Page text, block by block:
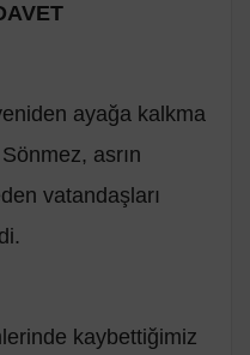
ayağa kalkma
asrın
vatandaşları
kaybettiğimiz